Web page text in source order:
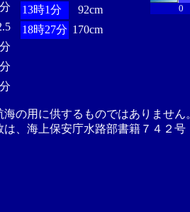
13時1分
92cm
18時27分 170cm
0
海の用に供するものではありませ
は、海上保安庁水路部書籍７４２